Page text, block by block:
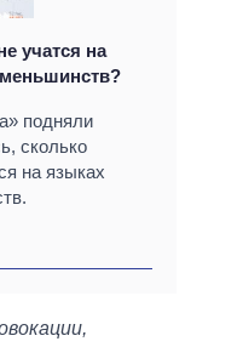
учатся на
подняли
сколько
на языках